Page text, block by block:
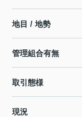
地目 / 地勢
管理組合有無
取引態様
現況